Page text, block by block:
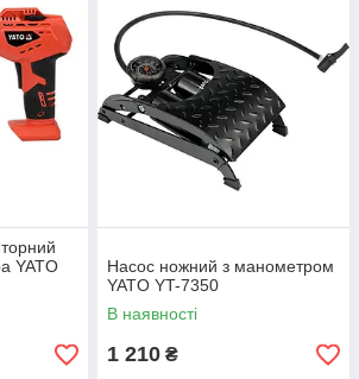
YATO
Насос ножний з манометром
YATO YT-7350
В наявності
1 210 ₴